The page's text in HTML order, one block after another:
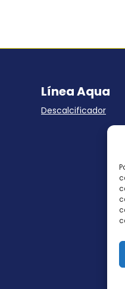
Línea Aqua
Descalcificador